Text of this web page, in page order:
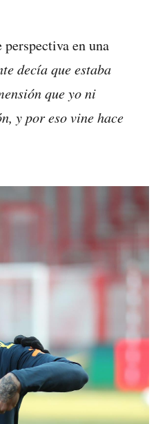
en una
decía que estaba
que yo ni
y por eso vine hace